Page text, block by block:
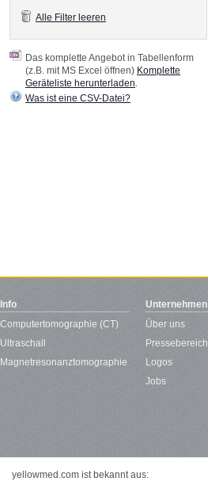
Alle Filter leeren
Das komplette Angebot in Tabellenform
(z.B. mit MS Excel öffnen) Komplette
Geräteliste herunterladen
Was ist eine CSV-Datei?
Info
Computertomographie (CT)
Ultraschall
Magnetresonanztomographie
Unternehmen
Über uns
Pressebereich
Logos
Jobs
yellowmed.com ist bekannt aus: